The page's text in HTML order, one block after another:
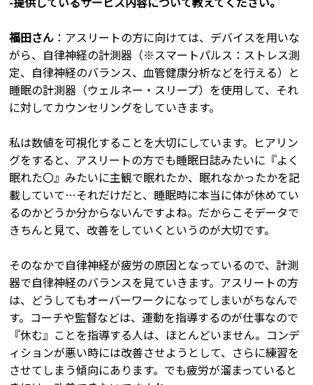
福田さん ：アスリートの方に向けては、デバイスを用いな
がら、自律神経の計測器（※スマートパルス：ストレス測
定、自律神経のバランス、血管健康分析などを行える）と
睡眠の計測器（ウェルネー・スリープ）を使用して、それ
に対してカウンセリングをしていきます。
私は数値を可視化することを大切にしています。ヒアリン
グをすると、アスリートの方でも睡眠日誌みたいに『よく
眠れた〇』みたいに主観で眠れたか、眠れなかったかを記
載していて…それだけだと、睡眠時に本当に体が休めてい
るのかどうか分からないんですよね。だからこそデータで
きちんと見て、改善をしていくというのが大切です。
そのなかで自律神経が疲労の原因となっているので、計測
器で自律神経のバランスを見ていきます。アスリートの方
は、どうしてもオーバーワークになってしまいがちなんで
す。コーチや監督などは、運動を指導するのが仕事なので
『休む』ことを指導する人は、ほとんどいません。コンデ
ィションが悪い時には改善させようとして、さらに練習を
させてしまう傾向にあります。でも疲労が溜まっていると